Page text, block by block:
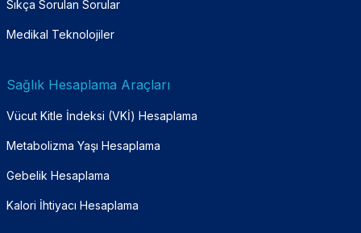
Sıkça Sorulan Sorular
Medikal Teknolojiler
Sağlık Hesaplama Araçları
Vücut Kitle İndeksi (VKİ) Hesaplama
Metabolizma Yaşı Hesaplama
Gebelik Hesaplama
Kalori İhtiyacı Hesaplama